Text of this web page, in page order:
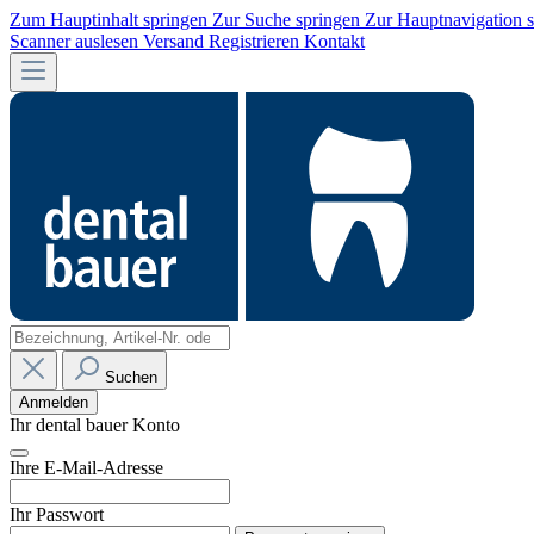
Zum Hauptinhalt springen Zur Suche springen Zur Hauptnavigation
Scanner auslesen Versand Registrieren Kontakt
Suchen
Anmelden
Ihr dental bauer Konto
Ihre E-Mail-Adresse
Ihr Passwort